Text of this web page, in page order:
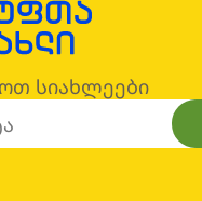
სიახლეები